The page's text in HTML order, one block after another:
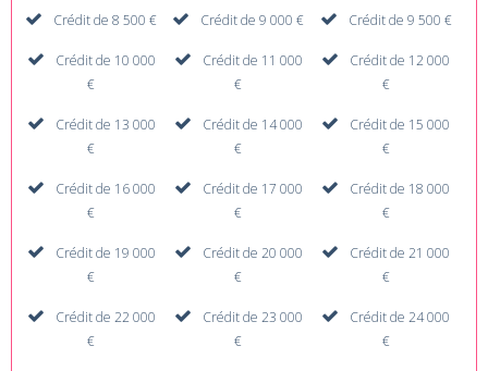
Crédit de 8 500 € Crédit de 9 000 € Crédit de 9 500 €
Crédit de 10 000
€
Crédit de 11 000
€
Crédit de 12 000
€
Crédit de 13 000
€
Crédit de 14 000
€
Crédit de 15 000
€
Crédit de 16 000
€
Crédit de 17 000
€
Crédit de 18 000
€
Crédit de 19 000
€
Crédit de 20 000
€
Crédit de 21 000
€
Crédit de 22 000
€
Crédit de 23 000
€
Crédit de 24 000
€